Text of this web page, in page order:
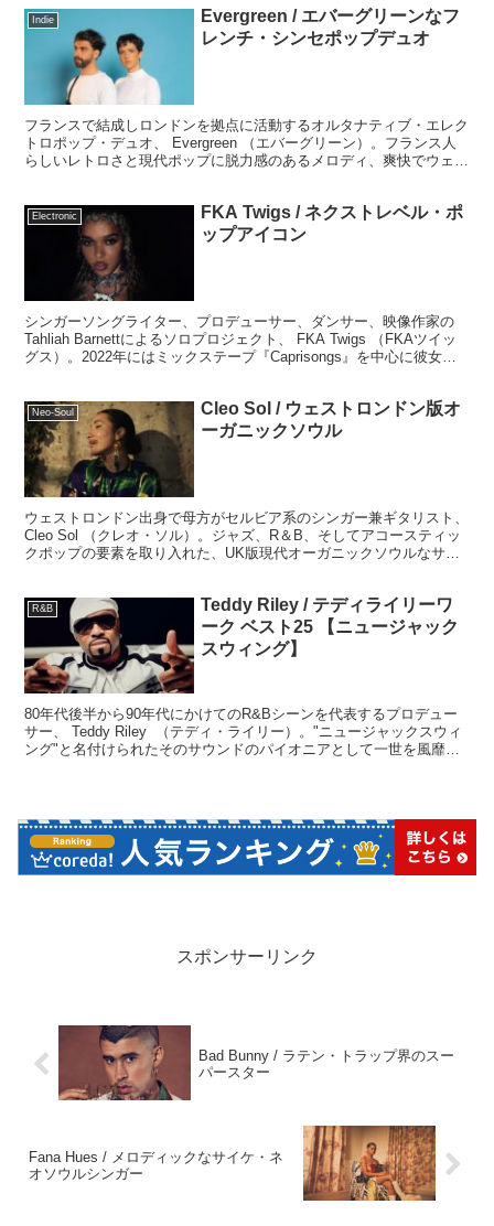
Indie
Evergreen / エバーグリーンなフ
レンチ・シンセポップデュオ
フランスで結成しロンドンを拠点に活動するオルタナティブ・エレク
トロポップ・デュオ、 Evergreen （エバーグリーン）。フランス人
らしいレトロさと現代ポップに脱力感のあるメロディ、爽快でウェッ
Electronic
FKA Twigs / ネクストレベル・ポ
ップアイコン
シンガーソングライター、プロデューサー、ダンサー、映像作家の
Tahliah Barnettによるソロプロジェクト、 FKA Twigs （FKAツイッ
グス）。2022年にはミックステープ『Caprisongs』を中心に彼女の
Neo-Soul
Cleo Sol / ウェストロンドン版オ
ーガニックソウル
ウェストロンドン出身で母方がセルビア系のシンガー兼ギタリスト、
Cleo Sol （クレオ・ソル）。ジャズ、R＆B、そしてアコースティッ
クポップの要素を取り入れた、UK版現代オーガニックソウルなサウ
R&B
Teddy Riley / テディライリーワ
ーク ベスト25 【ニュージャック
スウィング】
80年代後半から90年代にかけてのR&Bシーンを代表するプロデュー
サー、 Teddy Riley （テディ・ライリー）。"ニュージャックスウィ
ング"と名付けられたそのサウンドのパイオニアとして一世を風靡し
スポンサーリンク
Bad Bunny / ラテン・トラップ界のスー
パースター
Fana Hues / メロディックなサイケ・ネ
オソウルシンガー